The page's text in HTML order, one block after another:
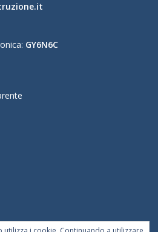
GY6N6C